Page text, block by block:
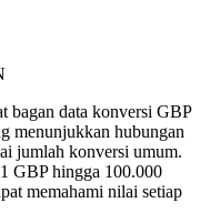
bagan data konversi GBP
menunjukkan hubungan
jumlah konversi umum.
GBP hingga 100.000
memahami nilai setiap